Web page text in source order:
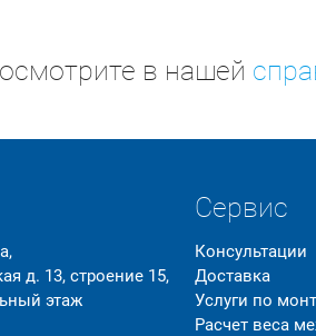
в нашей
д. 13, строение 15,
этаж
Сервис
Консультации
Доставка
Услуги по
Расчет веса